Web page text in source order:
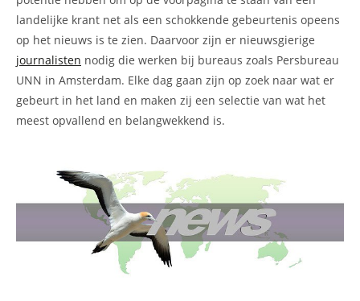
landelijke krant net als een schokkende gebeurtenis opeens
op het nieuws is te zien. Daarvoor zijn er nieuwsgierige
journalisten nodig die werken bij bureaus zoals Persbureau
UNN in Amsterdam. Elke dag gaan zijn op zoek naar wat er
gebeurt in het land en maken zij een selectie van wat het
meest opvallend en belangwekkend is.